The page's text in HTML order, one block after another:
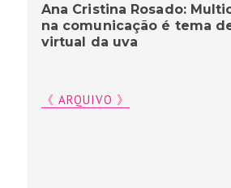
Ana Cristina Rosado:
na comunicação é tema
virtual da uva
《 ARQUIVO 》